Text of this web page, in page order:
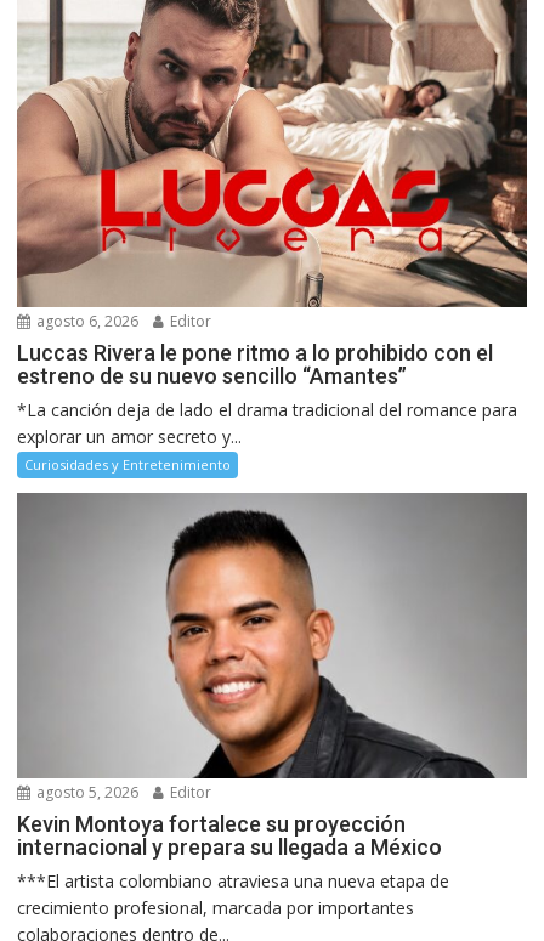
agosto 6, 2026 Editor
Luccas Rivera le pone ritmo a lo prohibido con el
estreno de su nuevo sencillo “Amantes”
*La canción deja de lado el drama tradicional del romance para
explorar un amor secreto y...
Curiosidades y Entretenimiento
agosto 5, 2026 Editor
Kevin Montoya fortalece su proyección
internacional y prepara su llegada a México
***El artista colombiano atraviesa una nueva etapa de
crecimiento profesional, marcada por importantes
colaboraciones dentro de...